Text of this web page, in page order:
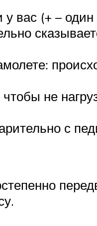
вас (+ – один
не
с